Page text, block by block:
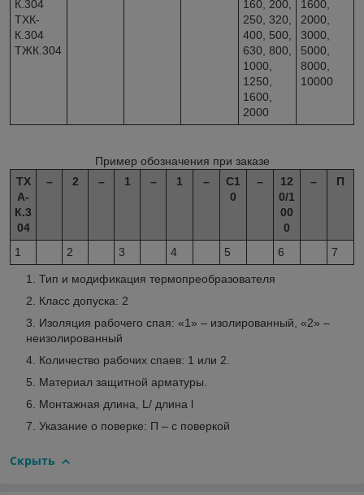
К.304
ТХК-
К.304
ТЖК.304
160, 200,
250, 320,
400, 500,
630, 800,
1000,
1250,
1600,
2000
1600,
2000,
3000,
5000,
8000,
10000
Пример обозначения при заказе
ТХ
А-
К.3
04
– 2 – 1 – 1 – С1
0
–
12
0/1
00
0
– П
1 2 3 4 5 6 7
Тип и модификация термопреобразователя
Класс допуска: 2
Изоляция рабочего спая: «1» – изолированный, «2» –
неизолированный
Количество рабочих спаев: 1 или 2.
Материал защитной арматуры.
Монтажная длина, L/ длина l
Указание о поверке: П – с поверкой
Скрыть